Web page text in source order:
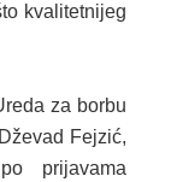
kvalitetnijeg
za borbu
Fejzić,
prijavama